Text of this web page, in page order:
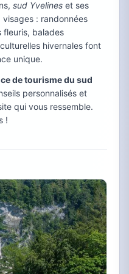
sud Yvelines et ses
: randonnées
fleuris, balades
hivernales font
unique.
de tourisme du sud
personnalisés et
qui vous ressemble.
!